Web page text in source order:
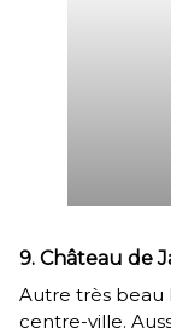
9. Château de
Autre très beau
centre-ville.